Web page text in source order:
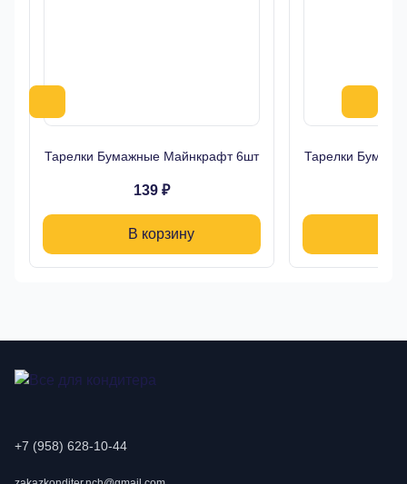
Тарелки Бумажные Майнкрафт 6шт
139 ₽
В корзину
Тарелки
+7 (958) 628-10-44